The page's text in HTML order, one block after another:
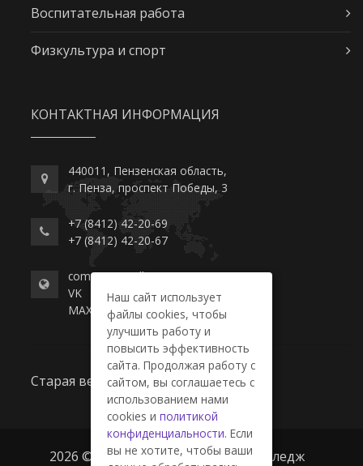
Воспитательная работа
Физкультура и спорт
КОНТАКТНАЯ ИНФОРМАЦИЯ
440011, Пензенская область,
г. Пенза, проспект Победы, 3
+7 (8412) 42-20-69
+7 (8412) 42-20-67
commerce-college.ru
VK
MAX
Старая версия сайта
2026 © ГАПОУ ПО "Пензенский колледж
Наш сайт использует
файлы cookies, чтобы
улучшить работу и
повысить эффективность
сайта. Продолжая работу с
сайтом, вы соглашаетесь с
использованием нами
cookies и политикой
конфиденциальности. Если
вы не хотите, чтобы ваши